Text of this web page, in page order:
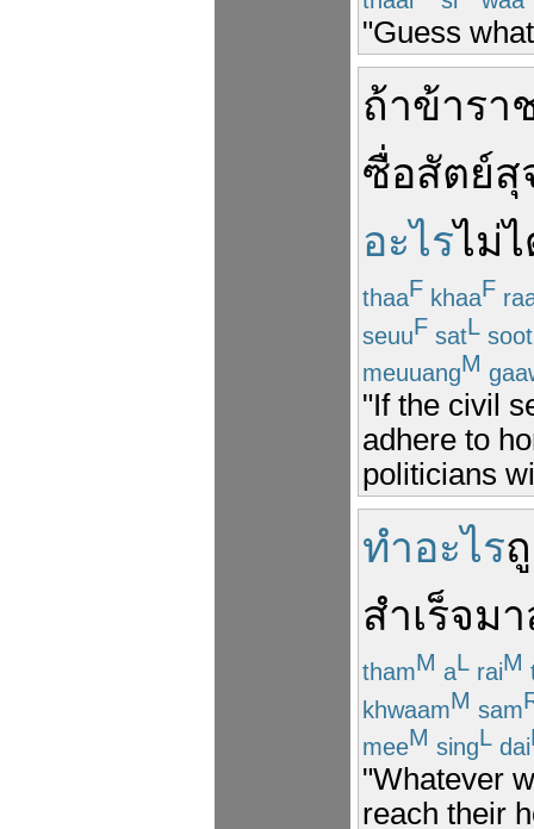
"Guess
ถ้าข้ารา
ซื่อสัตย์สุ
อะไรไม่
thaaF khaaF
seuuF satL soot
meuuangM
"If the civil
adhere to
politicians
ทำอะไร
สำเร็จม
thamM aL raiM
khwaamM sam
meeM singL dai
"Whatever
reach their